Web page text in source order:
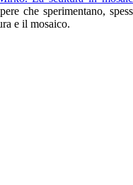
che sperimentano,
e il mosaico.